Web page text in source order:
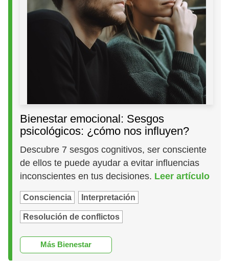
Bienestar emocional: Sesgos
psicológicos: ¿cómo nos influyen?
Descubre 7 sesgos cognitivos, ser consciente
de ellos te puede ayudar a evitar influencias
inconscientes en tus decisiones. Leer artículo
Consciencia Interpretación
Resolución de conflictos
Más Bienestar